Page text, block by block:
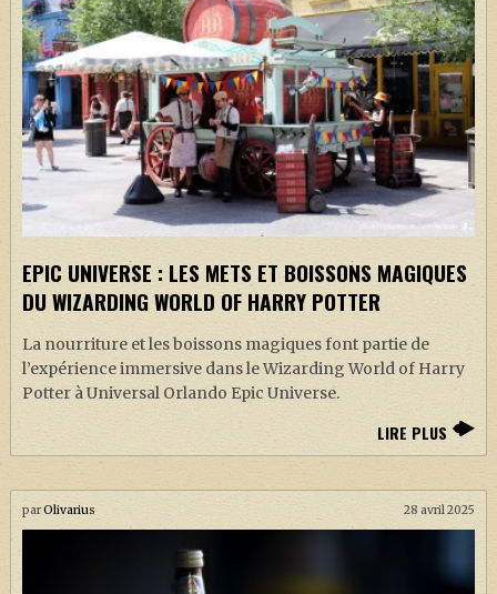
EPIC UNIVERSE : LES METS ET BOISSONS MAGIQUES
DU WIZARDING WORLD OF HARRY POTTER
La nourriture et les boissons magiques font partie de
l’expérience immersive dans le Wizarding World of Harry
Potter à Universal Orlando Epic Universe.
LIRE PLUS
parOlivarius 28 avril 2025